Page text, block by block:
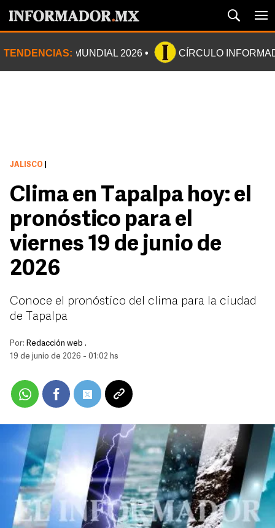
TENDENCIAS: MUNDIAL 2026 CÍRCULO
JALISCO
Clima en Tapalpa hoy: el
pronóstico para el
viernes 19 de junio de
2026
Conoce el pronóstico del clima para la ciudad
de Tapalpa
Por: Redacción web .
19 de junio de 2026 - 01:02 hs